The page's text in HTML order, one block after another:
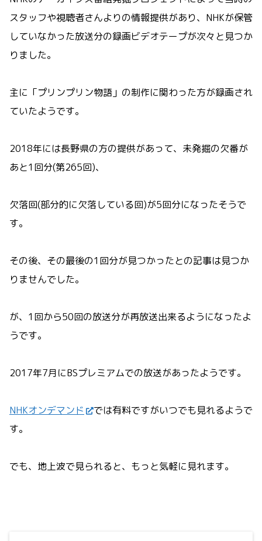
スタッフや視聴者さんよりの情報提供があり、NHKが保管
していなかった放送分の録画ビデオテープが次々と見つか
りました。
主に「プリンプリン物語」の制作に関わった方が録画され
ていたようです。
2018年には長野県の方の提供があって、未発掘の欠番が
あと1回分(第265回)、
欠落回(部分的に欠落している回)が5回分になったそうで
す。
その後、その最後の1回分が見つかったとの記事は見つか
りませんでした。
が、1回から50回の放送分が再放送出来るようになったよ
うです。
2017年7月にBSプレミアムでの放送があったようです。
NHKオンデマンド
では有料ですがいつでも見れるようで
す。
でも、地上波で見られると、もっと気軽に見れます。